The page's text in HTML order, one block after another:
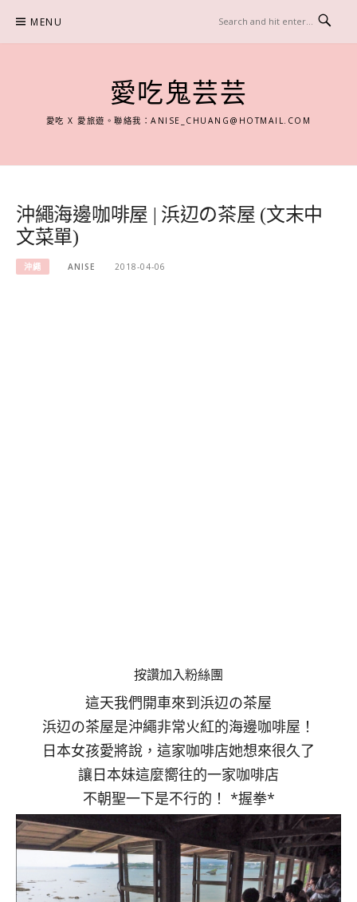
content
MENU
愛吃鬼芸芸
愛吃 X 愛旅遊。聯絡我：ANISE_CHUANG@HOTMAIL.COM
沖繩海邊咖啡屋 | 浜辺の茶屋 (文末中
文菜單)
沖繩 ANISE 2018-04-06
按讚加入粉絲團
這天我們開車來到浜辺の茶屋
浜辺の茶屋是沖繩非常火紅的海邊咖啡屋！
日本女孩愛將說，這家咖啡店她想來很久了
讓日本妹這麼嚮往的一家咖啡店
不朝聖一下是不行的！ *握拳*